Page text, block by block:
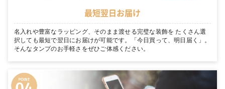
最短翌日お届け
名入れや豊富なラッピング、そのまま渡せる完璧な装飾を たくさん選
択しても最短で翌日にお届けが可能です。「今日買って、明日届く」。
そんなタンプのお手軽さをぜひご体感ください。